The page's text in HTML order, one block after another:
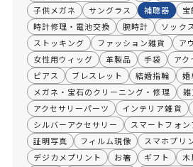
子供メガネ
サングラス 補聴器
時計修理・電池交換
腕時計 ソック
ストッキング
ファッション雑貨
ア
女性用ウィッグ
革製品 手袋 アク
ピアス
ブレスレット 結婚指輪
婚
メガネ・宝石のクリーニング・修理
雑
アクセサリーパーツ
インテリア雑貨
シルバーアクセサリー
スマートフォン
証明写真
フィルム現像
スマホプリ
デジカメプリント
お箸 ギフト 木